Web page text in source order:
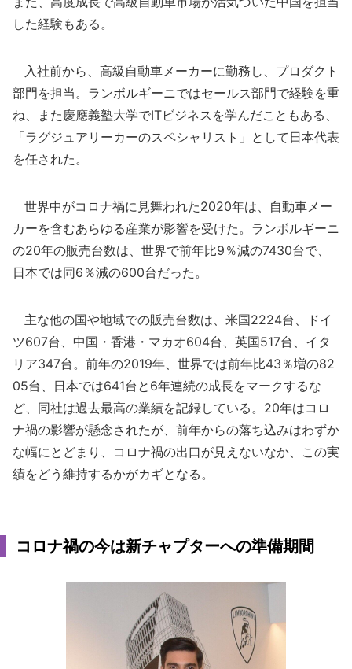
した経験もある。
入社前から、高級自動車メーカーに勤務し、プロダクト
部門を担当。ランボルギーニではセールス部門で経験を重
ね、また慶應義塾大学でITビジネスを学んだこともある、
「ラグジュアリーカーのスペシャリスト」として日本代表
を任された。
世界中がコロナ禍に見舞われた2020年は、自動車メー
カーを含むあらゆる産業が影響を受けた。ランボルギーニ
の20年の販売台数は、世界で前年比9％減の7430台で、
日本では同6％減の600台だった。
主な他の国や地域での販売台数は、米国2224台、ドイ
ツ607台、中国・香港・マカオ604台、英国517台、イタ
リア347台。前年の2019年、世界では前年比43％増の82
05台、日本では641台と6年連続の成長をマークするな
ど、同社は過去最高の業績を記録している。20年はコロ
ナ禍の影響が懸念されたが、前年からの落ち込みはわずか
な幅にとどまり、コロナ禍の出口が見えないなか、この実
績をどう維持するかがカギとなる。
コロナ禍の今は新チャプターへの準備期間